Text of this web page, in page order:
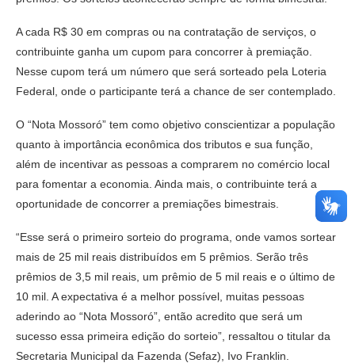
A cada R$ 30 em compras ou na contratação de serviços, o
contribuinte ganha um cupom para concorrer à premiação.
Nesse cupom terá um número que será sorteado pela Loteria
Federal, onde o participante terá a chance de ser contemplado.
O “Nota Mossoró” tem como objetivo conscientizar a população
quanto à importância econômica dos tributos e sua função,
além de incentivar as pessoas a comprarem no comércio local
para fomentar a economia. Ainda mais, o contribuinte terá a
oportunidade de concorrer a premiações bimestrais.
“Esse será o primeiro sorteio do programa, onde vamos sortear
mais de 25 mil reais distribuídos em 5 prêmios. Serão três
prêmios de 3,5 mil reais, um prêmio de 5 mil reais e o último de
10 mil. A expectativa é a melhor possível, muitas pessoas
aderindo ao “Nota Mossoró”, então acredito que será um
sucesso essa primeira edição do sorteio”, ressaltou o titular da
Secretaria Municipal da Fazenda (Sefaz), Ivo Franklin.